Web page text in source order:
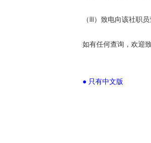
（iii）致电向该社职
如有任何查询，欢迎
● 只有中文版